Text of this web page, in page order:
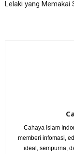
Lelaki yang Memakai
Cahaya Islam
memberi infomasi,
ideal, sempurna,